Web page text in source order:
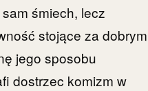
śmiech, lecz
stojące za dobrym
jego sposobu
dostrzec komizm w